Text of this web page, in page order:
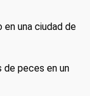
una ciudad de
de peces en un